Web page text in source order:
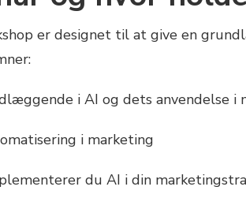
er designet til at give en
i AI og dets anvendelse i
i marketing
du AI i din